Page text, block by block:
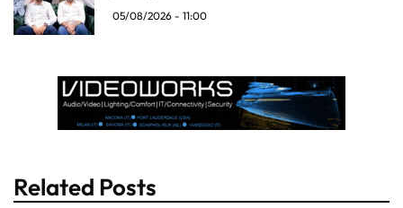
05/08/2026 - 11:00
Related Posts